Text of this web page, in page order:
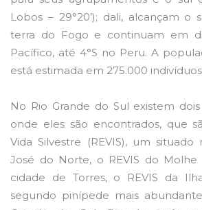
Lobos – 29°20’); dali, alcançam o
terra do Fogo e continuam em
Pacífico, até 4°S no Peru. A
está estimada em 275.000
No Rio Grande do Sul existem
onde eles são encontrados, que
Vida Silvestre (REVIS), um
José do Norte, o REVIS do
cidade de Torres, o REVIS da
segundo pinípede mais